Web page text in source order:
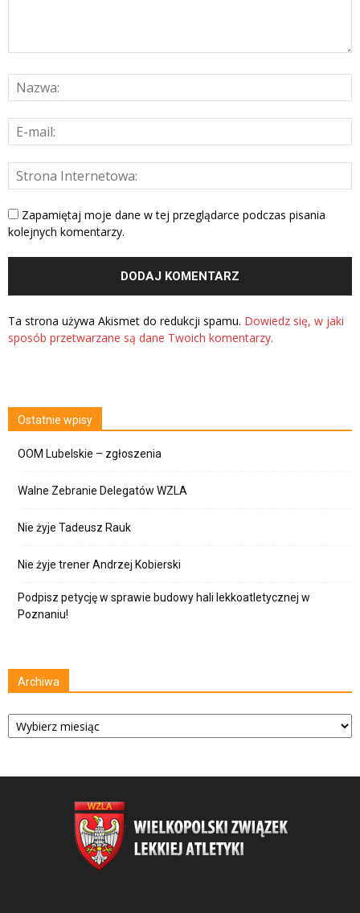
Zapamiętaj moje dane w tej przeglądarce podczas pisania
kolejnych komentarzy.
Ta strona używa Akismet do redukcji spamu. Dowiedz się, w jaki
sposób przetwarzane są dane Twoich komentarzy.
Ostatnie wpisy
OOM Lubelskie – zgłoszenia
Walne Zebranie Delegatów WZLA
Nie żyje Tadeusz Rauk
Nie żyje trener Andrzej Kobierski
Podpisz petycję w sprawie budowy hali lekkoatletycznej w
Poznaniu!
Archiwa
Archiwa